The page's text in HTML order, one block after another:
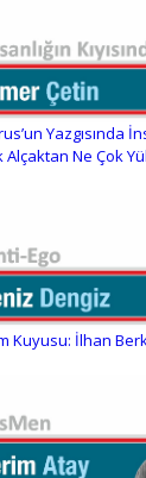
Yazgısında
Alçaktan Ne Çok
Kuyusu: İlhan